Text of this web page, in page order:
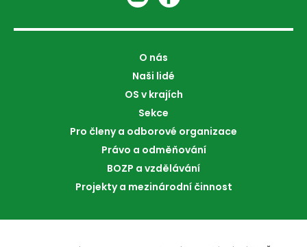
O nás
Naši lidé
OS v krajích
Sekce
Pro členy a odborové organizace
Právo a odměňování
BOZP a vzdělávání
Projekty a mezinárodní činnost